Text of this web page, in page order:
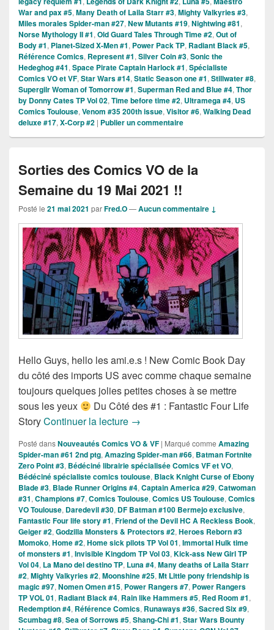
War and pax #5, Many Death of Laila Starr #3, Mighty Valkyries #3,
Miles morales Spider-man #27, New Mutants #19, Nightwing #81,
Norse Mythology II #1, Old Guard Tales Through Time #2, Out of
Body #1, Planet-Sized X-Men #1, Power Pack TP, Radiant Black #5,
Référence Comics, Represent #1, Silver Coin #3, Sonic the
Hedeghog #41, Space Pirate Captain Harlock #1, Spécialiste
Comics VO et VF, Star Wars #14, Static Season one #1, Stillwater #8,
Supergilr Woman of Tomorrow #1, Superman Red and Blue #4, Thor
by Donny Cates TP Vol 02, Time before time #2, Ultramega #4, US
Comics Toulouse, Venom #35 200th issue, Visitor #6, Walking Dead
deluxe #17, X-Corp #2 | Publier un commentaire
Sorties des Comics VO de la
Semaine du 19 Mai 2021 !!
Posté le 21 mai 2021 parFred.O—Aucun commentaire ↓
Hello Guys, hello les ami.e.s ! New Comic Book Day
du côté des imports US avec comme chaque semaine
toujours quelques jolies petites choses à se mettre
sous les yeux
Du Côté des #1 : Fantastic Four Life
StoryContinuer la lecture Sorties des Comics VO de la
→
Posté dansNouveautés Comics VO & VF | Marqué comme Amazing
Spider-man #61 2nd ptg,Amazing Spider-man #66, Batman Fortnite
Zero Point #3, Bédéciné librairie spécialisée Comics VF et VO,
Bédéciné spécialiste comics toulouse, Black Knight Curse of Ebony
Blade #3, Blade Runner Origins #4,Captain America #29,Catwoman
#31,Champions #7,Comics Toulouse,Comics US Toulouse,Comics
VO Toulouse, Daredevil #30, DF Batman #100 Bermejo exclusive,
Fantastic Four life story #1,Friend of the Devil HC A Reckless Book,
Geiger #2,Godzilla Monsters & Protectors #2,Heroes Reborn #3
Momoko,Home #2,Home sick pilots TP Vol 01,Immortal Hulk time
of monsters #1,Invisible Kingdom TP Vol 03,Kick-ass New Girl TP
Vol 04, La Mano del destino TP, Luna #4,Many deaths of Laila Starr
#2,Mighty Valkyries #2,Moonshine #25,Mt Little pony friendship is
magic #97,Nomen Omen #15, Power Rangers #7, Power Rangers
TP VOL 01, Radiant Black #4, Rain like Hammers #5, Red Room #1,
Redemption #4, Référence Comics, Runaways #36,Sacred Six #9,
Scumbag #8,Sea of Sorrows #5,Shang-Chi #1,Star Wars Bounty